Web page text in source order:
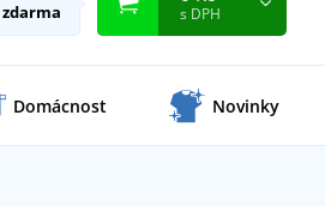
s DPH
Domácnost Novinky